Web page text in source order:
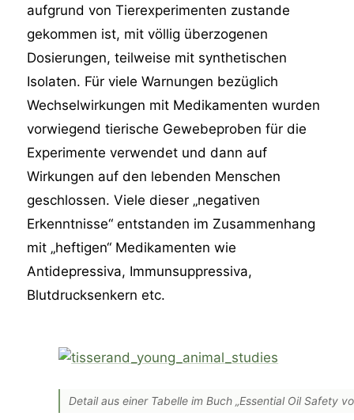
aufgrund von Tierexperimenten zustande
gekommen ist, mit völlig überzogenen
Dosierungen, teilweise mit synthetischen
Isolaten. Für viele Warnungen bezüglich
Wechselwirkungen mit Medikamenten wurden
vorwiegend tierische Gewebeproben für die
Experimente verwendet und dann auf
Wirkungen auf den lebenden Menschen
geschlossen. Viele dieser „negativen
Erkenntnisse“ entstanden im Zusammenhang
mit „heftigen“ Medikamenten wie
Antidepressiva, Immunsuppressiva,
Blutdrucksenkern etc.
Detail aus einer Tabelle im Buch „Essential Oil Safety